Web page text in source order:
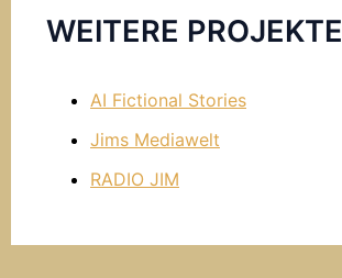
WEITERE PROJEKTE
AI Fictional Stories
Jims Mediawelt
RADIO JIM